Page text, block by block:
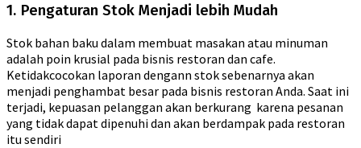
1. Pengaturan Stok Menjadi lebih Mudah
Stok bahan baku dalam membuat masakan atau minuman
adalah poin krusial pada bisnis restoran dan cafe.
Ketidakcocokan laporan dengann stok sebenarnya akan
menjadi penghambat besar pada bisnis restoran Anda. Saat ini
terjadi, kepuasan pelanggan akan berkurang karena pesanan
yang tidak dapat dipenuhi dan akan berdampak pada restoran
itu sendiri